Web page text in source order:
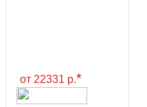
от 22331 р.*